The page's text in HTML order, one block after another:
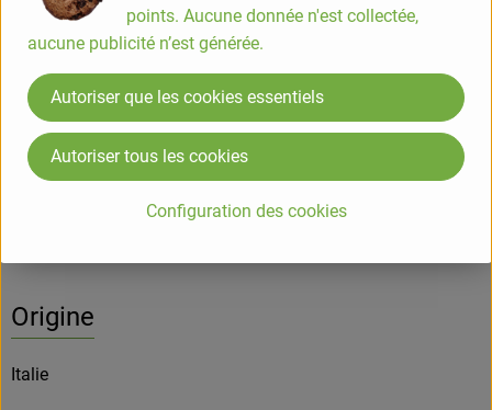
Pur jus de citron de Sicile 250ml
100% pur jus de citron jaune issu de l'agriculture biologique
Elibio
Informations sur les produits
Origine
Italie
points. Aucune donnée n'est collectée,
aucune publicité n’est générée.
Configuration des cookies
Autoriser que les cookies essentiels
Autoriser tous les cookies